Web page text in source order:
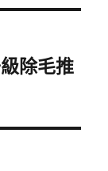
除毛推